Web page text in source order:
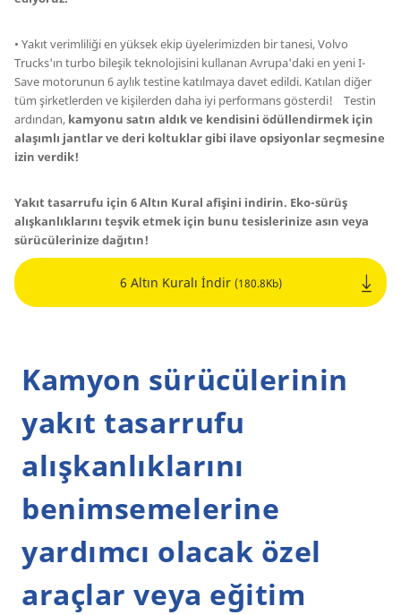
• Yakıt verimliliği en yüksek ekip üyelerimizden bir tanesi, Volvo
Trucks'ın turbo bileşik teknolojisini kullanan Avrupa'daki en yeni I-
Save motorunun 6 aylık testine katılmaya davet edildi. Katılan diğer
tüm şirketlerden ve kişilerden daha iyi performans gösterdi! Testin
ardından, kamyonu satın aldık ve kendisini ödüllendirmek için
alaşımlı jantlar ve deri koltuklar gibi ilave opsiyonlar seçmesine
izin verdik!
Yakıt tasarrufu için 6 Altın Kural afişini indirin. Eko-sürüş
alışkanlıklarını teşvik etmek için bunu tesislerinize asın veya
sürücülerinize dağıtın!
6 Altın Kuralı İndir (180.8Kb)
Kamyon sürücülerinin
yakıt tasarrufu
alışkanlıklarını
benimsemelerine
yardımcı olacak özel
araçlar veya eğitim